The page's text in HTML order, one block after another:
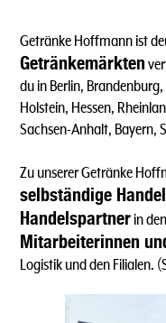
Getränke Hoffmann ist
Getränkemärkten
du in Berlin,
Holstein, Hessen,
Sachsen-Anhalt, Bayern,
Zu unserer Getränke
selbständige
Handelspartner in
Mitarbeiterinnen
Logistik und den Filialen.